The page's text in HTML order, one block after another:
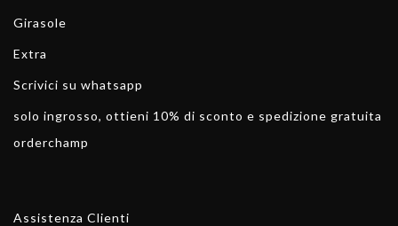
Girasole
Extra
Scrivici su whatsapp
solo ingrosso, ottieni 10% di sconto e spedizione gratuita
orderchamp
Assistenza Clienti